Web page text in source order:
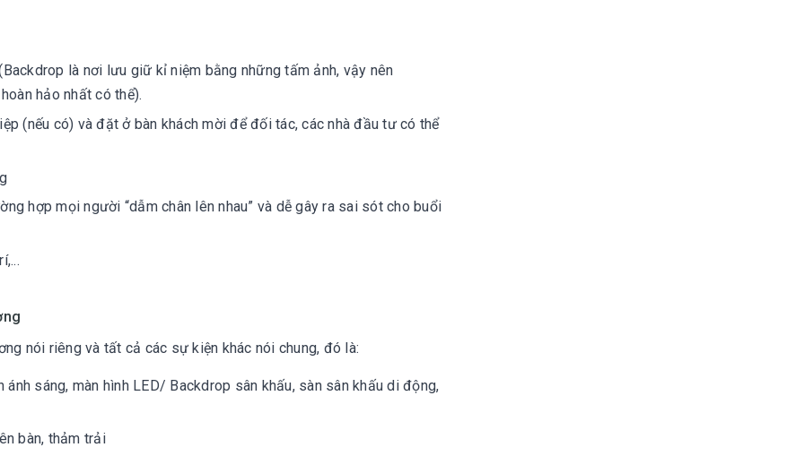
là nơi lưu giữ kỉ niệm bằng những tấm ảnh, vậy nên
hảo nhất có thể).
(nếu có) và đặt ở bàn khách mời để đối tác, các nhà đầu tư có thể
hợp mọi người “dẫm chân lên nhau” và dễ gây ra sai sót cho buổi
nói riêng và tất cả các sự kiện khác nói chung, đó là:
sáng, màn hình LED/ Backdrop sân khấu, sàn sân khấu di động,
bàn, thảm trải